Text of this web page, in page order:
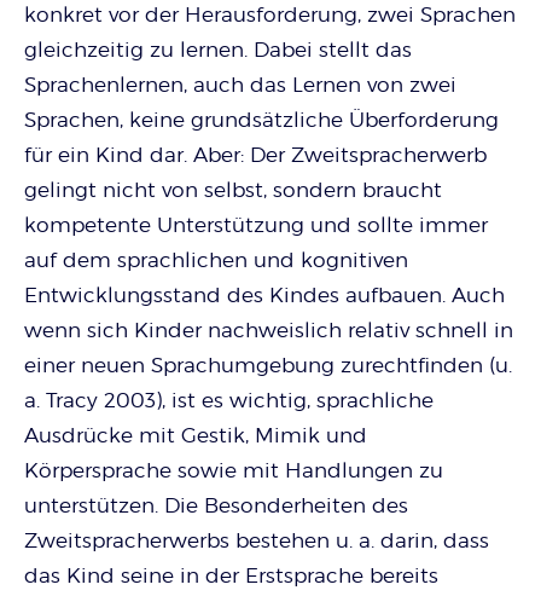
konkret vor der Herausforderung, zwei Sprachen
gleichzeitig zu lernen. Dabei stellt das
Sprachenlernen, auch das Lernen von zwei
Sprachen, keine grundsätzliche Überforderung
für ein Kind dar. Aber: Der Zweitspracherwerb
gelingt nicht von selbst, sondern braucht
kompetente Unterstützung und sollte immer
auf dem sprachlichen und kognitiven
Entwicklungsstand des Kindes aufbauen. Auch
wenn sich Kinder nachweislich relativ schnell in
einer neuen Sprachumgebung zurechtfinden (u.
a. Tracy 2003), ist es wichtig, sprachliche
Ausdrücke mit Gestik, Mimik und
Körpersprache sowie mit Handlungen zu
unterstützen. Die Besonderheiten des
Zweitspracherwerbs bestehen u. a. darin, dass
das Kind seine in der Erstsprache bereits